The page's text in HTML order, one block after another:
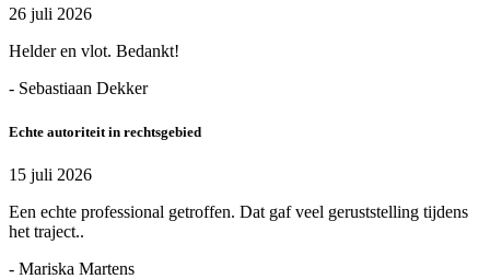
26 juli 2026
Helder en vlot. Bedankt!
- Sebastiaan Dekker
Echte autoriteit in rechtsgebied
15 juli 2026
Een echte professional getroffen. Dat gaf veel geruststelling tijdens
het traject..
- Mariska Martens